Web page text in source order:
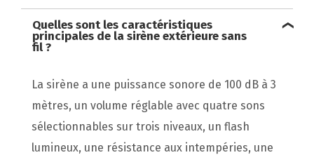
Quelles sont les caractéristiques
principales de la sirène extérieure sans
fil ?
La sirène a une puissance sonore de 100 dB à 3
mètres, un volume réglable avec quatre sons
sélectionnables sur trois niveaux, un flash
lumineux, une résistance aux intempéries, une